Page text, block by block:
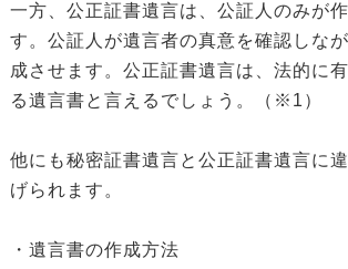
一方、公正証書遺言は、公証人のみが
す。公証人が遺言者の真意を確認しな
成させます。公正証書遺言は、法的に
る遺言書と言えるでしょう。（※1）
他にも秘密証書遺言と公正証書遺言に
げられます。
・遺言書の作成方法